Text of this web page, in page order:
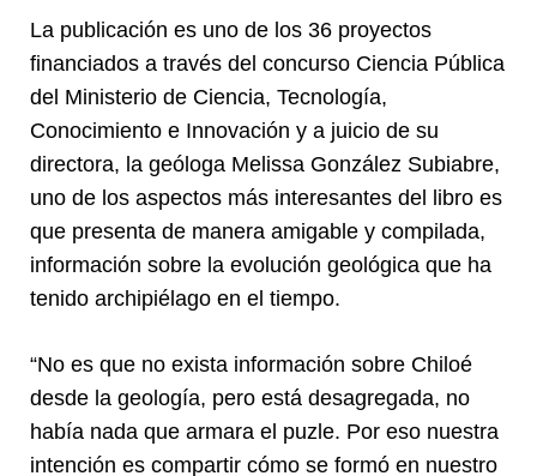
La publicación es uno de los 36 proyectos
financiados a través del concurso Ciencia Pública
del Ministerio de Ciencia, Tecnología,
Conocimiento e Innovación y a juicio de su
directora, la geóloga Melissa González Subiabre,
uno de los aspectos más interesantes del libro es
que presenta de manera amigable y compilada,
información sobre la evolución geológica que ha
tenido archipiélago en el tiempo.
“No es que no exista información sobre Chiloé
desde la geología, pero está desagregada, no
había nada que armara el puzle. Por eso nuestra
intención es compartir cómo se formó en nuestro